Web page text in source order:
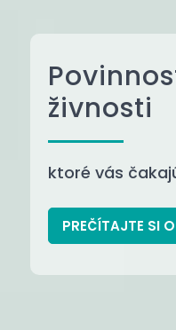
živnosti
ktoré vás
PREČÍTAJTE SI